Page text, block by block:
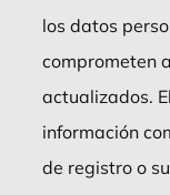
los datos
comprometen
actualizados.
información
de registro o